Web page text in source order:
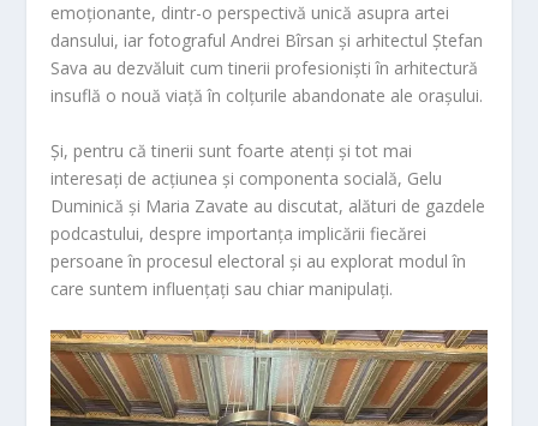
emoționante, dintr-o perspectivă unică asupra artei
dansului, iar fotograful Andrei Bîrsan și arhitectul Ștefan
Sava au dezvăluit cum tinerii profesioniști în arhitectură
insuflă o nouă viață în colțurile abandonate ale orașului.
Și, pentru că tinerii sunt foarte atenți și tot mai
interesați de acțiunea și componenta socială, Gelu
Duminică și Maria Zavate au discutat, alături de gazdele
podcastului, despre importanța implicării fiecărei
persoane în procesul electoral și au explorat modul în
care suntem influențați sau chiar manipulați.